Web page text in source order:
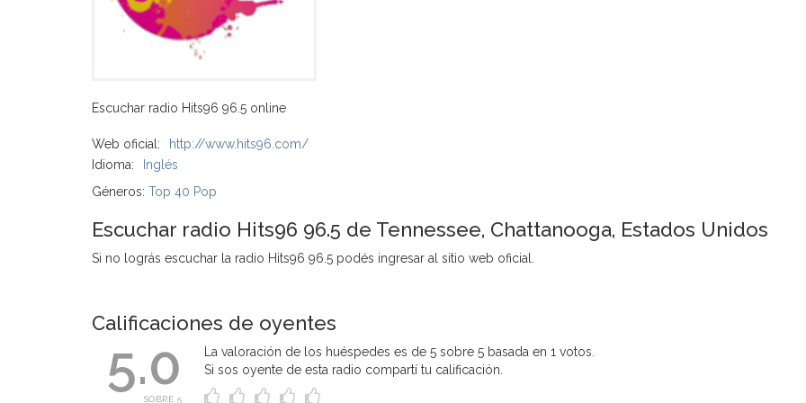
Escuchar radio Hits96 96.5 online
Web oficial:
http://www.hits96.com/
Idioma:
Inglés
Géneros: Top 40 Pop
Escuchar radio Hits96 96.5 de Tennessee, Chattanooga, Estados Unidos
Si no lográs escuchar la radio Hits96 96.5 podés ingresar al sitio web oficial.
Calificaciones de oyentes
5.0
SOBRE 5
La valoración de los huéspedes es de 5 sobre 5 basada en 1 votos.
Si sos oyente de esta radio compartí tu calificación.